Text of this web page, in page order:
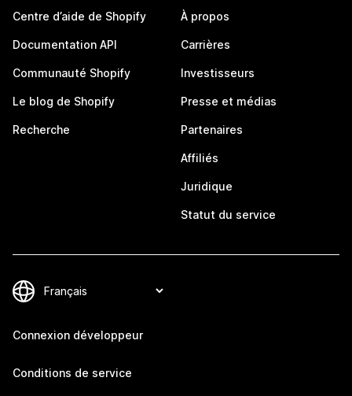
Centre d’aide de Shopify
Documentation API
Communauté Shopify
Le blog de Shopify
Recherche
À propos
Carrières
Investisseurs
Presse et médias
Partenaires
Affiliés
Juridique
Statut du service
Connexion développeur
Conditions de service